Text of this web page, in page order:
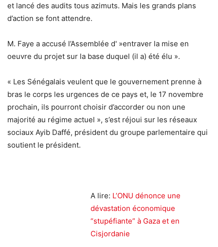
et lancé des audits tous azimuts. Mais les grands plans
d’action se font attendre.
M. Faye a accusé l’Assemblée d' »entraver la mise en
oeuvre du projet sur la base duquel (il a) été élu ».
« Les Sénégalais veulent que le gouvernement prenne à
bras le corps les urgences de ce pays et, le 17 novembre
prochain, ils pourront choisir d’accorder ou non une
majorité au régime actuel », s’est réjoui sur les réseaux
sociaux Ayib Daffé, président du groupe parlementaire qui
soutient le président.
A lire: L’ONU dénonce une
dévastation économique
“stupéfiante” à Gaza et en
Cisjordanie